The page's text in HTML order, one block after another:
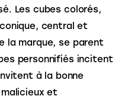
Les cubes colorés,
central et
la marque, se parent
personnifiés incitent
à la bonne
et